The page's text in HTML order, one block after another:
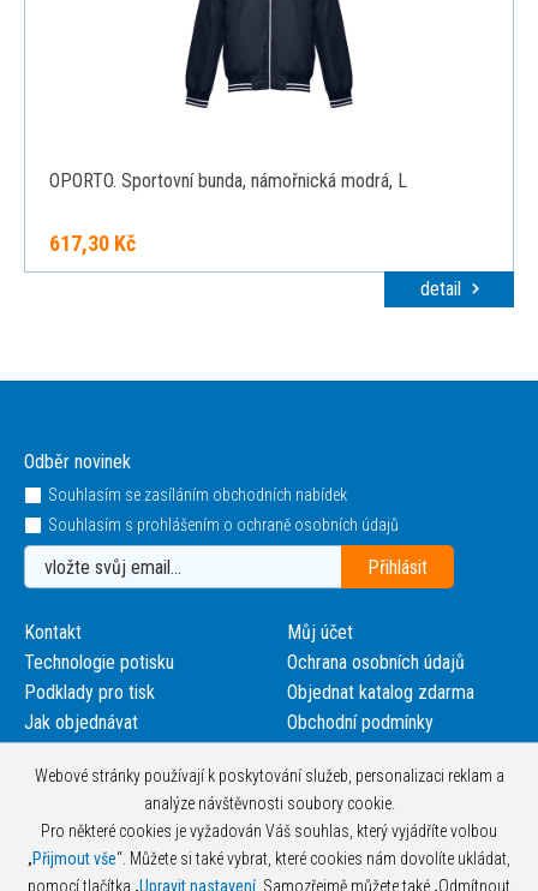
OPORTO. Sportovní bunda, námořnická modrá, L
617,30 Kč
detail
Webové stránky používají k poskytování služeb, personalizaci reklam a
analýze návštěvnosti soubory cookie.
Pro některé cookies je vyžadován Váš souhlas, který vyjádříte volbou
„Přijmout vše“. Můžete si také vybrat, které cookies nám dovolíte ukládat,
pomocí tlačítka „Upravit nastavení. Samozřejmě můžete také „Odmítnout
Odběr novinek
Souhlasím se zasíláním obchodních nabídek
Souhlasím s prohlášením o ochraně osobních údajů
Kontakt
Technologie potisku
Podklady pro tisk
Jak objednávat
Můj účet
Ochrana osobních údajů
Objednat katalog zdarma
Obchodní podmínky